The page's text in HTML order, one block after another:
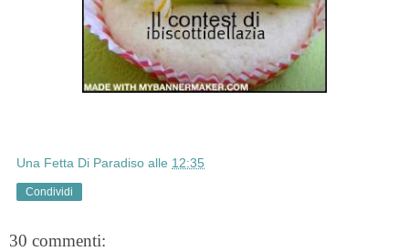
Una Fetta Di Paradiso alle 12:35
Condividi
30 commenti: